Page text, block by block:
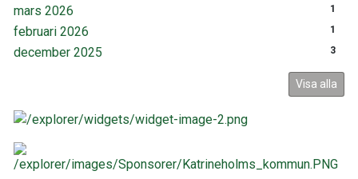
mars 2026 1
februari 2026 1
december 2025 3
Visa alla